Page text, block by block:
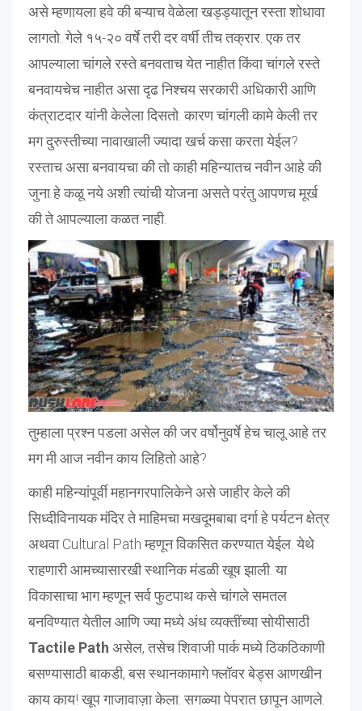
असे म्हणायला हवे की बऱ्याच वेळेला खड्ड्यातून रस्ता शोधावा
लागतो. गेले १५-२० वर्षे तरी दर वर्षी तीच तक्रार. एक तर
आपल्याला चांगले रस्ते बनवताच येत नाहीत किंवा चांगले रस्ते
बनवायचेच नाहीत असा दृढ निश्चय सरकारी अधिकारी आणि
कंत्राटदार यांनी केलेला दिसतो. कारण चांगली कामे केली तर
मग दुरुस्तीच्या नावाखाली ज्यादा खर्च कसा करता येईल?
रस्ताच असा बनवायचा की तो काही महिन्यातच नवीन आहे की
जुना हे कळू नये अशी त्यांची योजना असते परंतु आपणच मूर्ख
की ते आपल्याला कळत नाही.
तुम्हाला प्रश्न पडला असेल की जर वर्षोनुवर्षे हेच चालू आहे तर
मग मी आज नवीन काय लिहितो आहे?
काही महिन्यांपूर्वी महानगरपालिकेने असे जाहीर केले की
सिध्दीविनायक मंदिर ते माहिमचा मखदूमबाबा दर्गा हे पर्यटन क्षेत्र
अथवा Cultural Path म्हणून विकसित करण्यात येईल. येथे
राहणारी आमच्यासारखी स्थानिक मंडळी खूष झाली. या
विकासाचा भाग म्हणून सर्व फुटपाथ कसे चांगले समतल
बनविण्यात येतील आणि ज्या मध्ये अंध व्यक्तींच्या सोयीसाठी
Tactile Path असेल, तसेच शिवाजी पार्क मध्ये ठिकठिकाणी
बसण्यासाठी बाकडी, बस स्थानकामागे फ्लॉवर बेड्स आणखीन
काय काय! खूप गाजावाज़ा केला. सगळ्या पेपरात छापून आणले.